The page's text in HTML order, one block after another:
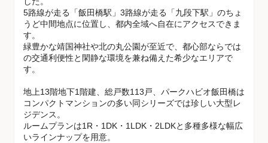
5路線が走る「飯田橋駅」3路線が走る「九段下駅」のちょ
うど中間地点に位置し、都内全域へ自在にアクセスできま
す。
緑豊かな靖国神社や北の丸公園が至近で、都心部ならでは
の交通利便性と閑静な環境を兼ね備えた希少なエリアで
す。
地上13階地下1階建、総戸数113戸、パークハビオ飯田橋は
コンパクトマンションの多い同シリーズでは珍しい大型レ
ジデンス。
ルームプランは1R・1DK・1LDK・2LDKと多種多様な幅広
いラインナップを用意。